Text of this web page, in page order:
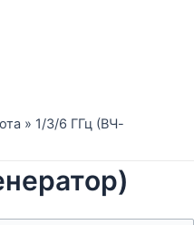
» 1/3/6 ГГц (ВЧ-